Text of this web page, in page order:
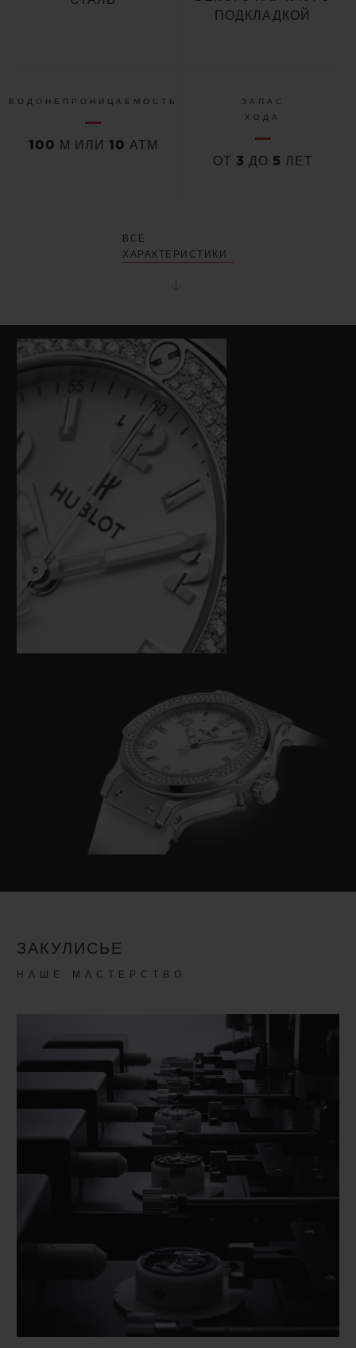
ПОДКЛАДКОЙ
ВОДОНЕПРОНИЦАЕМОСТЬ
100 М ИЛИ 10 АТМ
ЗАПАС
ХОДА
ОТ 3 ДО 5 ЛЕТ
ВСЕ
ХАРАКТЕРИСТИКИ
ЗАКУЛИСЬЕ
НАШЕ МАСТЕРСТВО